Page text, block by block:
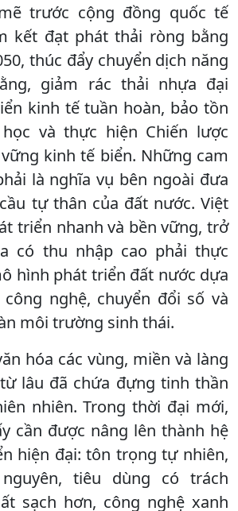
trước cộng đồng quốc tế
kết đạt phát thải ròng bằng
thúc đẩy chuyển dịch năng
giảm rác thải nhựa đại
kinh tế tuần hoàn, bảo tồn
và thực hiện Chiến lược
kinh tế biển. Những cam
là nghĩa vụ bên ngoài đưa
tự thân của đất nước. Việt
triển nhanh và bền vững, trở
có thu nhập cao phải thực
hình phát triển đất nước dựa
nghệ, chuyển đổi số và
môi trường sinh thái.
hóa các vùng, miền và làng
lâu đã chứa đựng tinh thần
nhiên. Trong thời đại mới,
cần được nâng lên thành hệ
hiện đại: tôn trọng tự nhiên,
tiêu dùng có trách
sạch hơn, công nghệ xanh